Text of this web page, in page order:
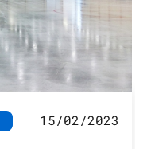
15/02/2023